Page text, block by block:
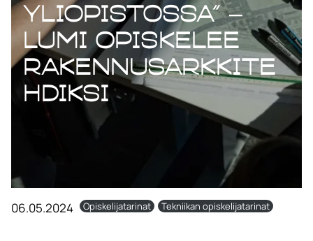
yliopistossa” –
Lumi opiskelee
rakennusarkkite
hdiksi
06.05.2024 Opiskelijatarinat Tekniikan opiskelijatarinat